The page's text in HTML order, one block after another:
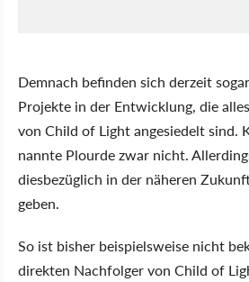
Demnach befinden sich derzeit
Projekte in der Entwicklung, die
von Child of Light angesiedelt sind.
nannte Plourde zwar nicht.
diesbezüglich in der näheren
geben.
So ist bisher beispielsweise nicht
direkten Nachfolger von Child of